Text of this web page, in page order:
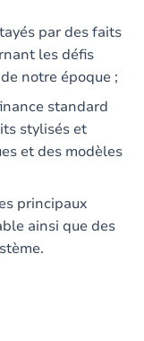
par des faits
les défis
notre époque ;
standard
stylisés et
et des modèles
principaux
ainsi que des